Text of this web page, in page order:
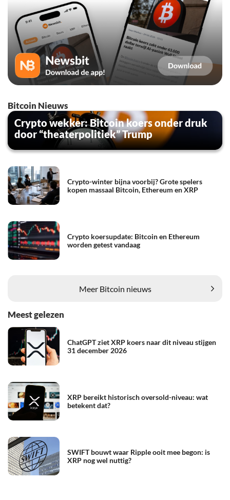
Bitcoin Nieuws
Crypto wekker: Bitcoin koers onder druk
door “theaterpolitiek” Trump
Crypto-winter bijna voorbij? Grote spelers
kopen massaal Bitcoin, Ethereum en XRP
Crypto koersupdate: Bitcoin en Ethereum
worden getest vandaag
Meer Bitcoin nieuws
Meest gelezen
ChatGPT ziet XRP koers naar dit niveau stijgen
31 december 2026
XRP bereikt historisch oversold-niveau: wat
betekent dat?
SWIFT bouwt waar Ripple ooit mee begon: is
XRP nog wel nuttig?